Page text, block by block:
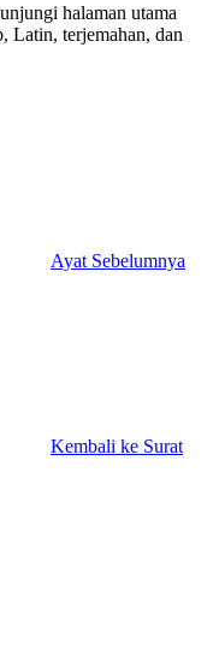
halaman utama
Latin, terjemahan, dan
Ayat Sebelumnya
Kembali ke Surat